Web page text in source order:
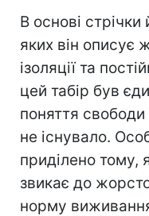
В основі стрічки
яких він описує
ізоляції та
цей табір був
поняття свободи
не існувало.
приділено тому,
звикає до
норму